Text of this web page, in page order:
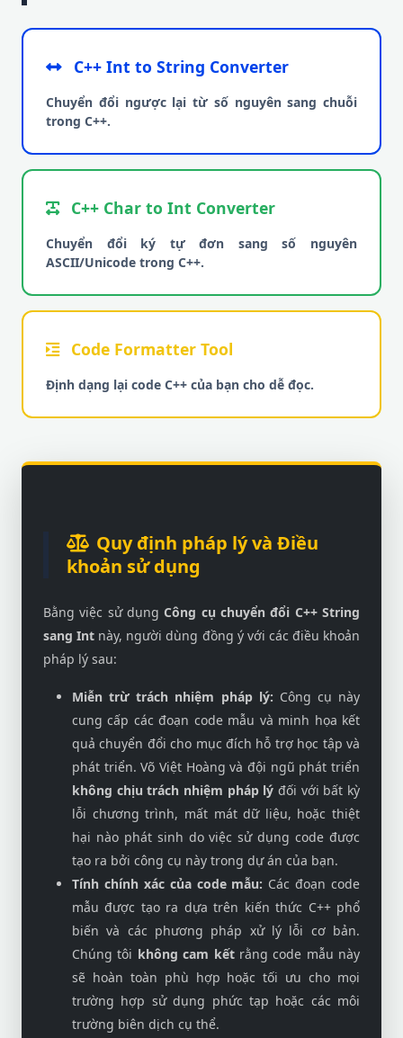
C++ Int to String Converter
Chuyển đổi ngược lại từ số nguyên sang chuỗi
trong C++.
C++ Char to Int Converter
Chuyển đổi ký tự đơn sang số nguyên
ASCII/Unicode trong C++.
Code Formatter Tool
Định dạng lại code C++ của bạn cho dễ đọc.
Quy định pháp lý và Điều
khoản sử dụng
Bằng việc sử dụngCông cụ chuyển đổi C++ String
sang Int này, người dùng đồng ý với các điều khoản
pháp lý sau:
Miễn trừ trách nhiệm pháp lý: Công cụ này
cung cấp các đoạn code mẫu và minh họa kết
quả chuyển đổi cho mục đích hỗ trợ học tập và
phát triển. Võ Việt Hoàng và đội ngũ phát triển
không chịu trách nhiệm pháp lý đối với bất kỳ
lỗi chương trình, mất mát dữ liệu, hoặc thiệt
hại nào phát sinh do việc sử dụng code được
tạo ra bởi công cụ này trong dự án của bạn.
Tính chính xác của code mẫu: Các đoạn code
mẫu được tạo ra dựa trên kiến thức C++ phổ
biến và các phương pháp xử lý lỗi cơ bản.
Chúng tôi không cam kếtrằng code mẫu này
sẽ hoàn toàn phù hợp hoặc tối ưu cho mọi
trường hợp sử dụng phức tạp hoặc các môi
trường biên dịch cụ thể.